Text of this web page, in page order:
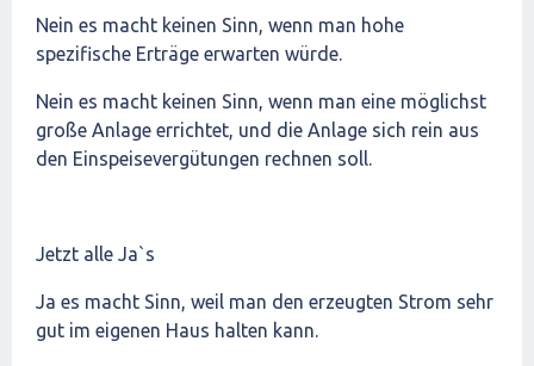
Nein es macht keinen Sinn, wenn man hohe
spezifische Erträge erwarten würde.
Nein es macht keinen Sinn, wenn man eine möglichst
große Anlage errichtet, und die Anlage sich rein aus
den Einspeisevergütungen rechnen soll.
Jetzt alle Ja`s
Ja es macht Sinn, weil man den erzeugten Strom sehr
gut im eigenen Haus halten kann.